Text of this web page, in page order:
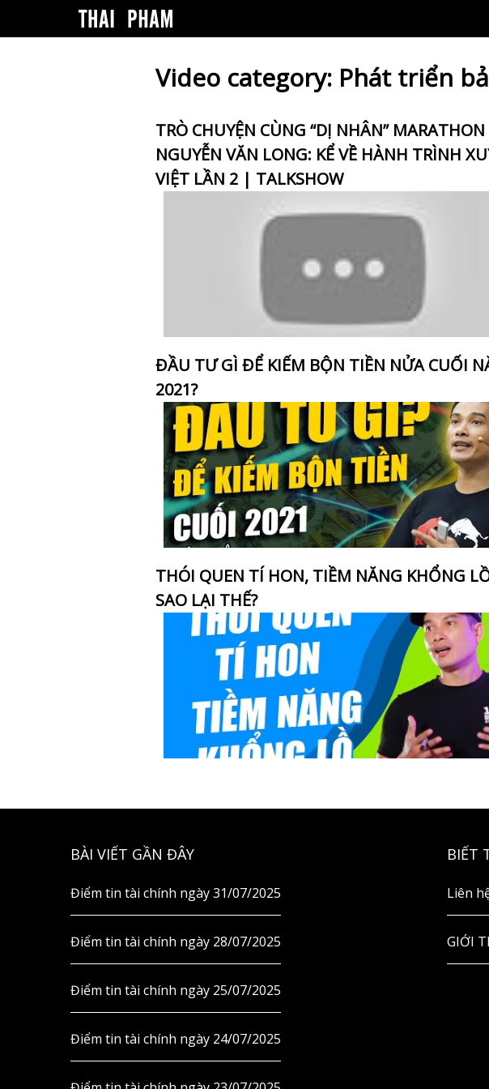
Video category: Phát triển
TRÒ CHUYỆN CÙNG “DỊ NHÂN” MARATHON
NGUYỄN VĂN LONG: KỂ VỀ HÀNH TRÌNH
VIỆT LẦN 2 | TALKSHOW
ĐẦU TƯ GÌ ĐỂ KIẾM BỘN TIỀN NỬA CUỐI
2021?
THÓI QUEN TÍ HON, TIỀM NĂNG KHỔNG
SAO LẠI THẾ?
BÀI VIẾT GẦN ĐÂY
Điểm tin tài chính ngày 31/07/2025
Điểm tin tài chính ngày 28/07/2025
Điểm tin tài chính ngày 25/07/2025
Điểm tin tài chính ngày 24/07/2025
BIẾT
Liên
GIỚI